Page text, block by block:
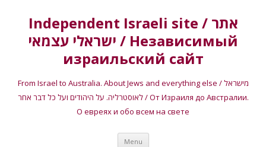
Independent Israeli site / אתר
ישראלי עצמאי / Независимый
израильский сайт
From Israel to Australia. About Jews and everything else / מישראל
לאוסטרליה. על היהודים ועל כל דבר אחר / От Израиля до Австралии.
О евреях и обо всем на свете
Menu Skip